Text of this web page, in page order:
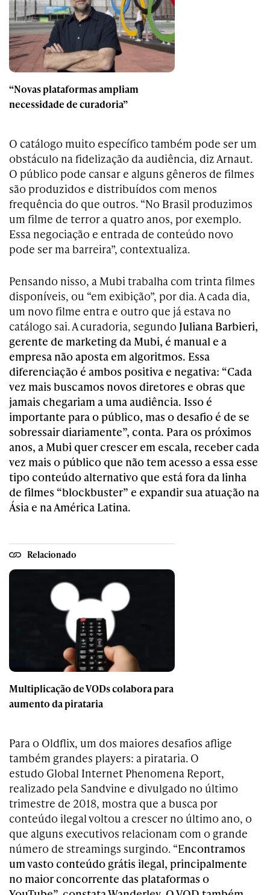
“Novas plataformas ampliam
necessidade de curadoria”
O catálogo muito específico também pode ser um
obstáculo na fidelização da audiência, diz Arnaut.
O público pode cansar e alguns gêneros de filmes
são produzidos e distribuídos com menos
frequência do que outros. “No Brasil produzimos
um filme de terror a quatro anos, por exemplo.
Essa negociação e entrada de conteúdo novo
pode ser ma barreira”, contextualiza.
Pensando nisso, a Mubi trabalha com trinta filmes
disponíveis, ou “em exibição”, por dia. A cada dia,
um novo filme entra e outro que já estava no
catálogo sai. A curadoria, segundo Juliana Barbieri,
gerente de marketing da Mubi, é manual e a
empresa não aposta em algoritmos. Essa
diferenciação é ambos positiva e negativa: “Cada
vez mais buscamos novos diretores e obras que
jamais chegariam a uma audiência. Isso é
importante para o público, mas o desafio é de se
sobressair diariamente”, conta. Para os próximos
anos, a Mubi quer crescer em escala, receber cada
vez mais o público que não tem acesso a essa esse
tipo conteúdo alternativo que está fora da linha
de filmes “blockbuster” e expandir sua atuação na
Ásia e na América Latina.
Relacionado
Multiplicação de VODs colabora para
aumento da pirataria
Para o Oldflix, um dos maiores desafios aflige
também grandes players: a pirataria. O
estudo Global Internet Phenomena Report,
realizado pela Sandvine e divulgado no último
trimestre de 2018, mostra que a busca por
conteúdo ilegal voltou a crescer no último ano, o
que alguns executivos relacionam com o grande
número de streamings surgindo. “Encontramos
um vasto conteúdo grátis ilegal, principalmente
no maior concorrente das plataformas o